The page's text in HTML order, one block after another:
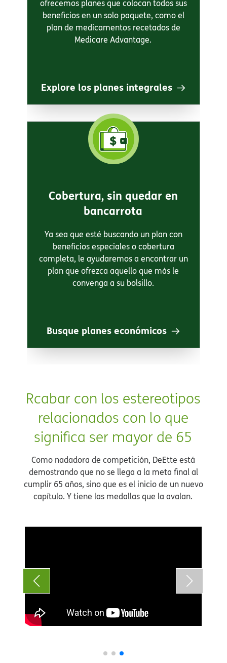
ofrecemos planes que colocan todos sus
beneficios en un solo paquete, como el
plan de medicamentos recetados de
Medicare Advantage.​​
Explore los planes integrales​​
Cobertura, sin quedar en
bancarrota​​
Ya sea que esté buscando un plan con
beneficios especiales o cobertura
completa, le ayudaremos a encontrar un
plan que ofrezca aquello que más le
convenga a su bolsillo.​​
Busque planes económicos​​
Rcabar con los estereotipos
relacionados con lo que
significa ser mayor de 65​​
Como nadadora de competición, DeEtte está
demostrando que no se llega a la meta final al
cumplir 65 años, sino que es el inicio de un nuevo
capítulo. Y tiene las medallas que la avalan.​​